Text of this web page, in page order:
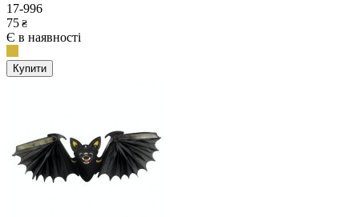
17-996
75 ₴
Є в наявності
Купити